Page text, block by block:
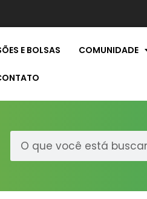
E BOLSAS COMUNIDADE